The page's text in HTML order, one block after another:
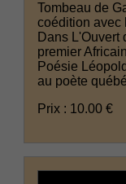
Tombeau de
coédition avec
Dans L'Ouvert
premier
Poésie
au poète
Prix : 10.00 €